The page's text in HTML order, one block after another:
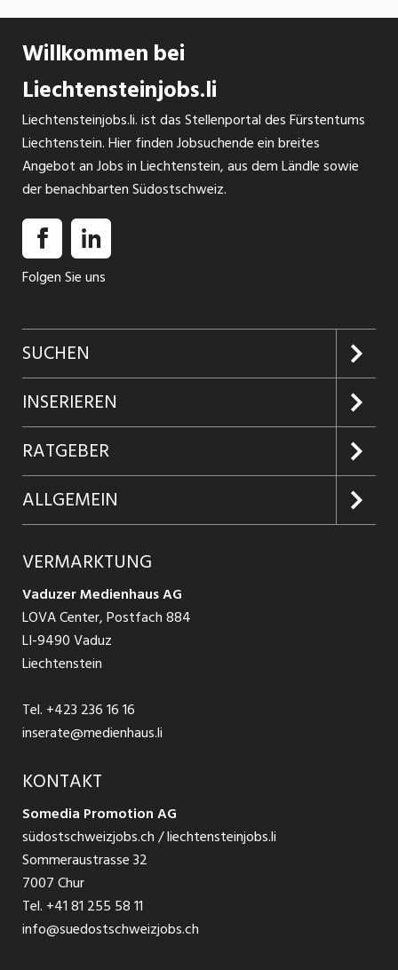
Willkommen bei
Liechtensteinjobs.li
Liechtensteinjobs.li. ist das Stellenportal des Fürstentums
Liechtenstein. Hier finden Jobsuchende ein breites
Angebot an Jobs in Liechtenstein, aus dem Ländle sowie
der benachbarten Südostschweiz.
Folgen Sie uns
SUCHEN
Jobs suchen
Jobabo
Firmen entdecken
Jobs in Graubünden
Jobs in St. Gallen
Jobs in Glarus
Jobs in der Südostschweiz
Temporär Jobs
Teilzeit Jobs
Praktikum
INSERIEREN
Kundenlogin
Inserieren
Produkte
Schnittstelle
RATGEBER
Glossar
Ratgeber Bewerbung / Rekrutierung
ALLGEMEIN
AGB
Datenschutzbestimmungen
Nutzungsbedingungen
Impressum
VERMARKTUNG
Vaduzer Medienhaus AG
LOVA Center, Postfach 884
LI-9490 Vaduz
Liechtenstein
Tel. +423 236 16 16
inserate@medienhaus.li
KONTAKT
Somedia Promotion AG
südostschweizjobs.ch / liechtensteinjobs.li
Sommeraustrasse 32
7007 Chur
Tel. +41 81 255 58 11
info@suedostschweizjobs.ch